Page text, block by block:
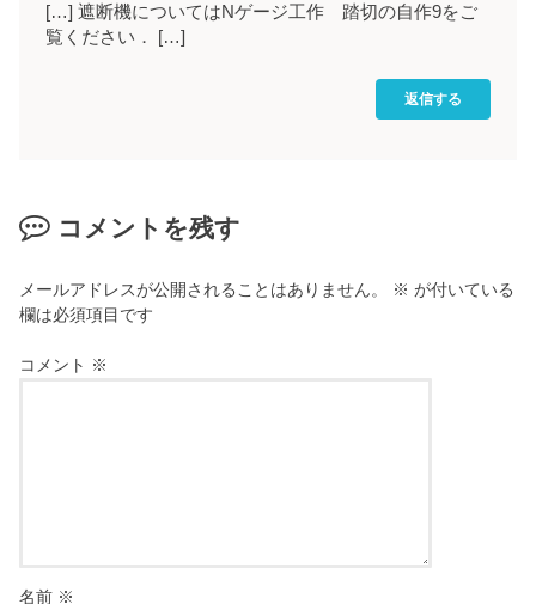
[…] 遮断機についてはNゲージ工作 踏切の自作9をご
覧ください． […]
返信する
コメントを残す
メールアドレスが公開されることはありません。 ※ が付いている
欄は必須項目です
コメント ※
名前 ※